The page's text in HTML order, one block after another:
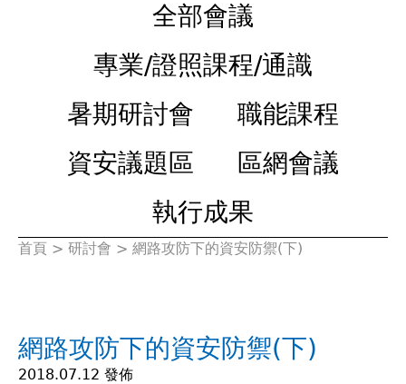
全部會議
專業/證照課程/通識
暑期研討會
職能課程
資安議題區
區網會議
執行成果
您
這
首頁 > 研討會 > 網路攻防下的資安防禦(下)
網路攻防下的資安防禦(下)
2018.07.12 發佈